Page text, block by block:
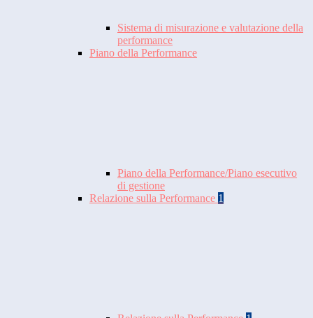
Sistema di misurazione e valutazione della
performance
Piano della Performance
Piano della Performance/Piano esecutivo
di gestione
Relazione sulla Performance 1